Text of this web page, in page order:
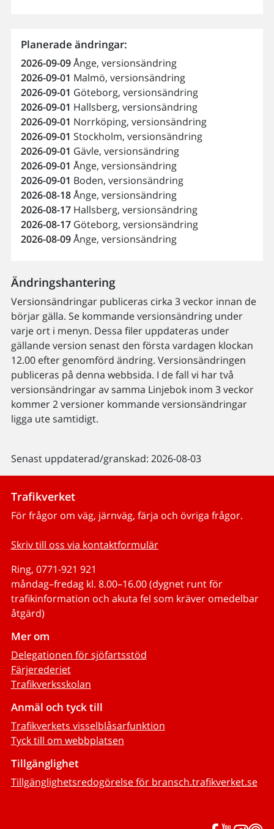
Planerade ändringar:
2026-09-09Ånge, versionsändring
2026-09-01 Malmö, versionsändring
2026-09-01 Göteborg, versionsändring
2026-09-01 Hallsberg, versionsändring
2026-09-01 Norrköping, versionsändring
2026-09-01 Stockholm, versionsändring
2026-09-01 Gävle, versionsändring
2026-09-01 Ånge, versionsändring
2026-09-01 Boden, versionsändring
2026-08-18Ånge, versionsändring
2026-08-17Hallsberg, versionsändring
2026-08-17Göteborg, versionsändring
2026-08-09Ånge, versionsändring
Ändringshantering
Versionsändringar publiceras cirka 3 veckor innan de
börjar gälla. Se kommande versionsändring under
varje ort i menyn. Dessa filer uppdateras under
gällande version senast den första vardagen klockan
12.00 efter genomförd ändring. Versionsändringen
publiceras på denna webbsida. I de fall vi har två
versionsändringar av samma Linjebok inom 3 veckor
kommer 2 versioner kommande versionsändringar
ligga ute samtidigt.
Senast uppdaterad/granskad: 2026-08-03
Trafikverket
För frågor om väg, järnväg, färja och övriga frågor.
Skriv till oss via kontaktformulär
Ring, 0771-921 921
måndag–fredag kl. 8.00–16.00 (dygnet runt för
trafikinformation och akuta fel som kräver omedelbar
åtgärd)
Mer om
Delegationen för sjöfartsstöd
Färjerederiet
Trafikverksskolan
Anmäl och tyck till
Trafikverkets visselblåsarfunktion
Tyck till om webbplatsen
Tillgänglighet
Tillgänglighetsredogörelse för bransch.trafikverket.se